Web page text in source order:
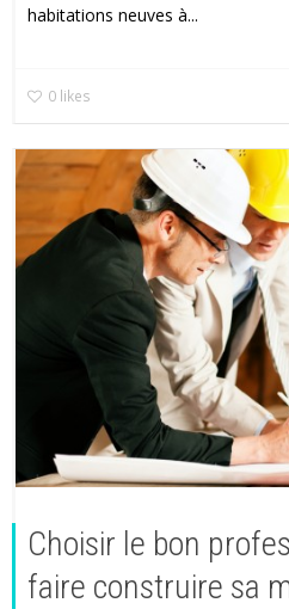
habitations neuves à...
0 likes
Choisir le bon
faire construire sa